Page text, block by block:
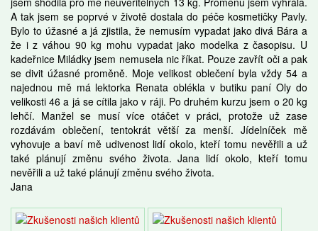
A tak jsem se poprvé v životě dostala do péče kosmetičky Pavly.
Bylo to úžasné a já zjistila, že nemusím vypadat jako divá Bára a
že i z váhou 90 kg mohu vypadat jako modelka z časopisu. U
kadeřnice Miládky jsem nemusela nic říkat. Pouze zavřít oči a pak
se divit úžasné proměně. Moje velikost oblečení byla vždy 54 a
najednou mě má lektorka Renata oblékla v butiku paní Oly do
velikosti 46 a já se cítila jako v ráji. Po druhém kurzu jsem o 20 kg
lehčí. Manžel se musí více otáčet v práci, protože už zase
rozdávám oblečení, tentokrát větší za menší. Jídelníček mě
vyhovuje a baví mě udivenost lidí okolo, kteří tomu nevěřili a už
také plánují změnu svého života. Jana lidí okolo, kteří tomu
nevěřili a už také plánují změnu svého života.
Jana